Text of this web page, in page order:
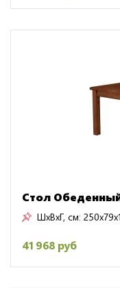
Стол
ШxВxГ, см:
41 968 руб